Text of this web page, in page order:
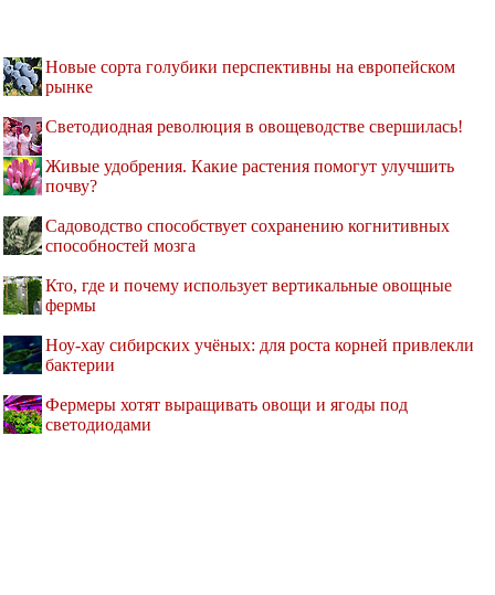
Новые сорта голубики перспективны на европейском
рынке
Светодиодная революция в овощеводстве свершилась!
Живые удобрения. Какие растения помогут улучшить
почву?
Садоводство способствует сохранению когнитивных
способностей мозга
Кто, где и почему использует вертикальные овощные
фермы
Ноу-хау сибирских учёных: для роста корней привлекли
бактерии
Фермеры хотят выращивать овощи и ягоды под
светодиодами